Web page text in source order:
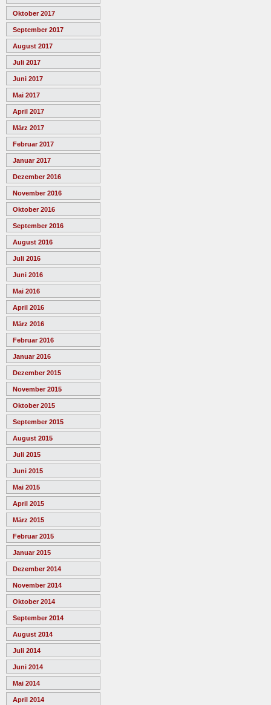
Oktober 2017
September 2017
August 2017
Juli 2017
Juni 2017
Mai 2017
April 2017
März 2017
Februar 2017
Januar 2017
Dezember 2016
November 2016
Oktober 2016
September 2016
August 2016
Juli 2016
Juni 2016
Mai 2016
April 2016
März 2016
Februar 2016
Januar 2016
Dezember 2015
November 2015
Oktober 2015
September 2015
August 2015
Juli 2015
Juni 2015
Mai 2015
April 2015
März 2015
Februar 2015
Januar 2015
Dezember 2014
November 2014
Oktober 2014
September 2014
August 2014
Juli 2014
Juni 2014
Mai 2014
April 2014